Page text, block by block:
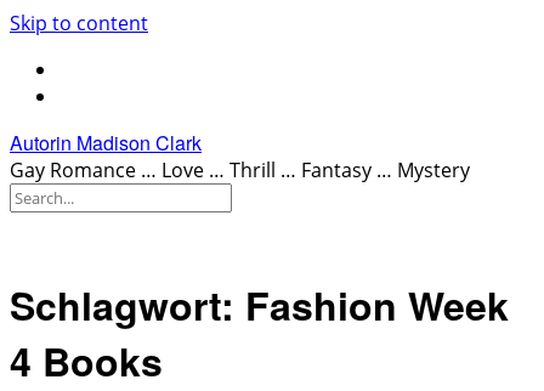
Skip to content
Autorin Madison Clark
Gay Romance … Love … Thrill … Fantasy … Mystery
Schlagwort: Fashion Week
4 Books